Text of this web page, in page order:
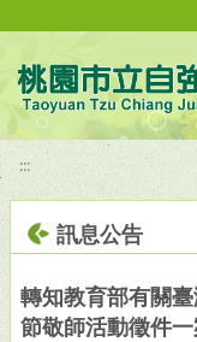
:::
訊息公告
轉知教育部有關
節敬師活動徵件